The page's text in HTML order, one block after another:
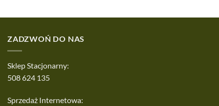
ZADZWOŃ DO NAS
Sklep Stacjonarny:
508 624 135
Sprzedaż Internetowa: